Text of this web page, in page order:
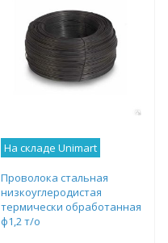
На складе Unimart
Проволока стальная
низкоуглеродистая
термически обработанная
ф1,2 т/о